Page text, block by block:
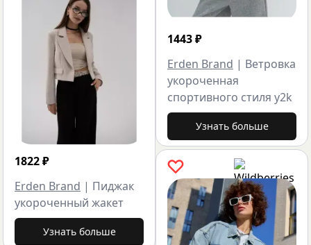
1822₽
Erden Brand | Пиджак
укороченный жакет
Узнать больше
1443₽
Erden Brand | Ветровка
укороченная
спортивного стиля y2k
Узнать больше